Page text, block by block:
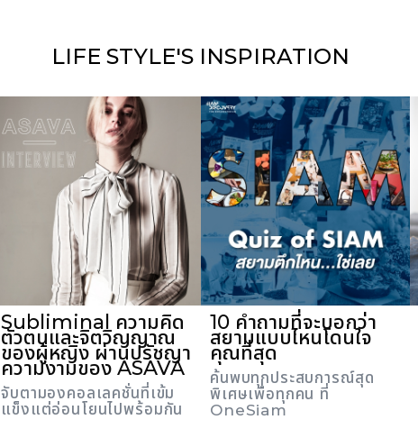
LIFE STYLE'S INSPIRATION
Subliminal ความคิด
ตัวตนและจิตวิญญาณ
ของผู้หญิง ผ่านปรัชญา
ความงามของ ASAVA
จับตามองคอลเลคชั่นที่เข้ม
แข็งแต่อ่อนโยนไปพร้อมกัน
10 คำถามที่จะบอกว่า
สยามแบบไหนโดนใจ
คุณที่สุด
ค้นพบทุกประสบการณ์สุด
พิเศษเพื่อทุกคน ที่
OneSiam